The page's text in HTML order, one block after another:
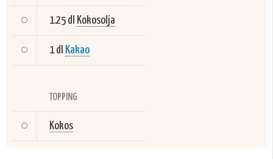
1.25 dl Kokosolja
1 dl Kakao
TOPPING
Kokos